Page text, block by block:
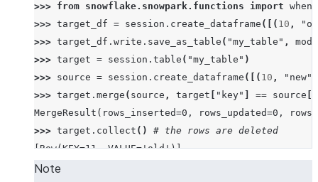
>>> from snowflake.snowpark.functions import
>>> target_df = session . create_dataframe ([( 10 ,
>>> target_df . write . save_as_table ( "my_table" ,
mode
>>> target = session . table ( "my_table" )
>>> source = session . create_dataframe ([( 10 , "new"
>>> target . merge ( source , target "key" == source
MergeResult(rows_inserted=0, rows_updated=0,
>>> target . collect ()
# the rows are deleted
[Row(KEY=11, VALUE='old')]
Note